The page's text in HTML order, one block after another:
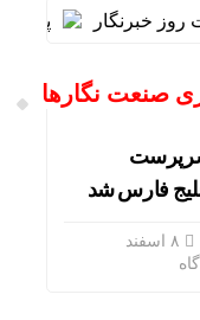
خبرنگار پیام
صنعت نگارها
خلیج فارس شد